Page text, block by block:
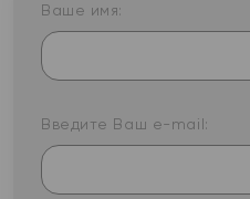
Ваше имя:
Введите Ваш e-mail: